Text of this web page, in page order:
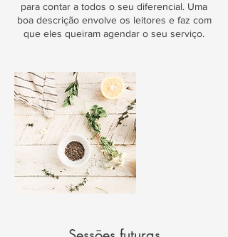
para contar a todos o seu diferencial. Uma
boa descrição envolve os leitores e faz com
que eles queiram agendar o seu serviço.